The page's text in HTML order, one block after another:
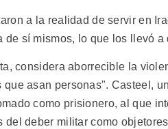
a la realidad de servir en
de sí mismos, lo que los llevó
considera aborrecible la
que asan personas". Casteel,
como prisionero, al que
del deber militar como